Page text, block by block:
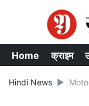
Home क्राइम
Hindi News